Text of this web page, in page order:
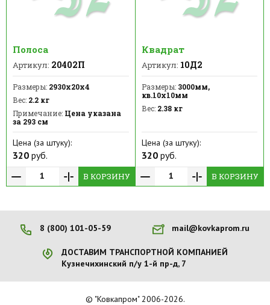
Полоса
Артикул: 20402П
Размеры: 2930х20х4
Вес: 2.2 кг
Примечание: Цена указана
за 293 см
Цена (за штуку):
320 руб.
В КОРЗИНУ
Квадрат
Артикул: 10Д2
Размеры:3000мм,
кв.10х10мм
Вес:2.38 кг
Цена (за штуку):
320руб.
В КОРЗИНУ
8 (800) 101-05-59 mail@kovkaprom.ru
ДОСТАВИМ ТРАНСПОРТНОЙ КОМПАНИЕЙ
Кузнечихинский п/у 1-й пр-д, 7
© "Ковкапром" 2006-2026.